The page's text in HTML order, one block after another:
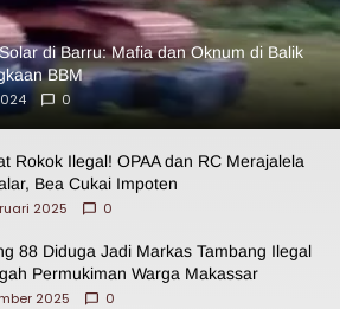
di Barru: Mafia dan Oknum di Balik
BBM
0
Rokok Ilegal! OPAA dan RC Merajalela
Bea Cukai Impoten
2025
0
88 Diduga Jadi Markas Tambang Ilegal
Permukiman Warga Makassar
2025
0